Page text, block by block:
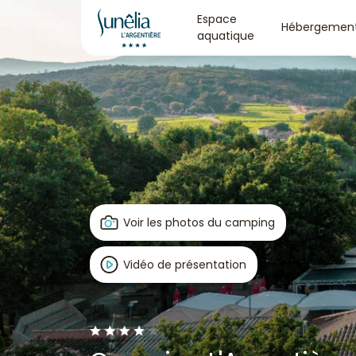
Espace
aquatique
Voir les photos du camping
Vidéo de présentation